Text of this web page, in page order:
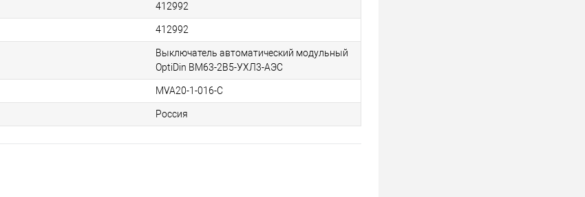
412992
412992
Выключатель автоматический модульный
OptiDin BM63-2B5-УХЛ3-АЭС
MVA20-1-016-C
Россия